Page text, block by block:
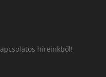
híreinkből!